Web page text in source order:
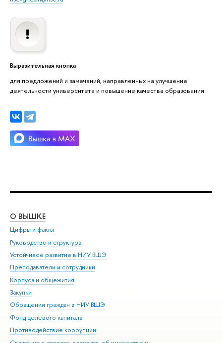
Выразительная кнопка
для предложений и замечаний, направленных на улучшение
деятельности университета и повышение качества образования
О ВЫШКЕ
Цифры и факты
Руководство и структура
Устойчивое развитие в НИУ ВШЭ
Преподаватели и сотрудники
Корпуса и общежития
Закупки
Обращения граждан в НИУ ВШЭ
Фонд целевого капитала
Противодействие коррупции